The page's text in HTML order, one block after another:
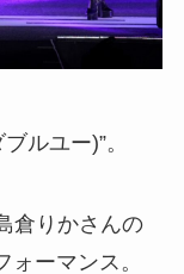
ルユー)”。
倉りかさんの
ーマンス。